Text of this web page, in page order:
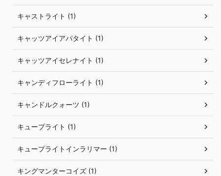
キャストライト (1)
キャッツアイアパタイト (1)
キャッツアイセレナイト (1)
キャンディフローライト (1)
キャンドルクォーツ (1)
キュープライト (1)
キュープライトインラリマー (1)
キングマンターコイズ (1)